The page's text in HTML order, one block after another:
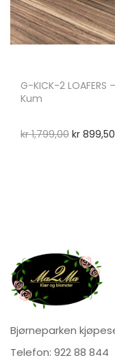
G-KICK-2 LOAFERS –
Kum
kr1,799,00 kr 899,50
Bjørneparken
Telefon: 922 88 844